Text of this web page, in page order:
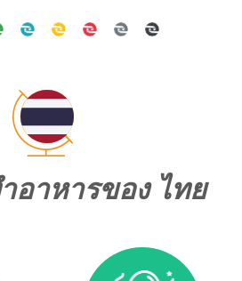
อาหารของ ไทย